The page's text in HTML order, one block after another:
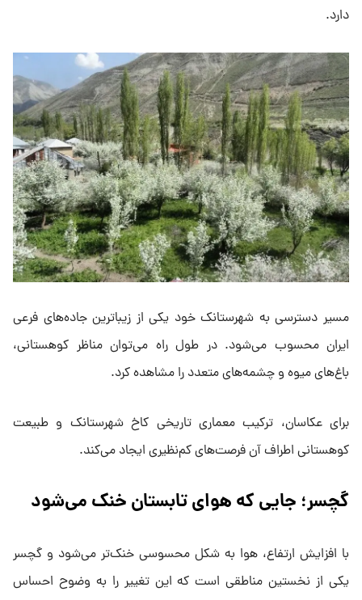
دارد.
مسیر دسترسی به شهرستانک خود یکی از زیباترین جاده‌های فرعی
ایران محسوب می‌شود. در طول راه می‌توان مناظر کوهستانی،
باغ‌های میوه و چشمه‌های متعدد را مشاهده کرد.
برای عکاسان، ترکیب معماری تاریخی کاخ شهرستانک و طبیعت
کوهستانی اطراف آن فرصت‌های کم‌نظیری ایجاد می‌کند.
گچسر؛ جایی که هوای تابستان خنک می‌شود
با افزایش ارتفاع، هوا به شکل محسوسی خنک‌تر می‌شود و گچسر
یکی از نخستین مناطقی است که این تغییر را به وضوح احساس